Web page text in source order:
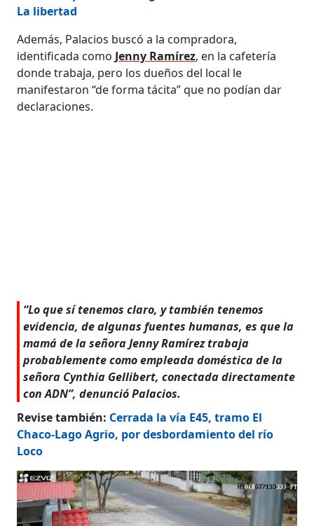
La libertad
Además, Palacios buscó a la compradora,
identificada como Jenny Ramírez, en la cafetería
donde trabaja, pero los dueños del local le
manifestaron “de forma tácita” que no podían dar
declaraciones.
“Lo que sí tenemos claro, y también tenemos
evidencia, de algunas fuentes humanas, es que la
mamá de la señora Jenny Ramírez trabaja
probablemente como empleada doméstica de la
señora Cynthia Gellibert, conectada directamente
con ADN”, denunció Palacios.
Revise también: Cerrada la vía E45, tramo El
Chaco-Lago Agrio, por desbordamiento del río
Loco